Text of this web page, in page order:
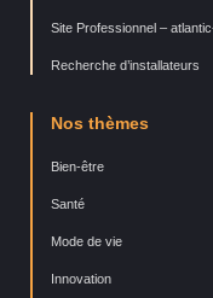
Site Professionnel –
Recherche d’installateurs
Nos thèmes
Bien-être
Santé
Mode de vie
Innovation